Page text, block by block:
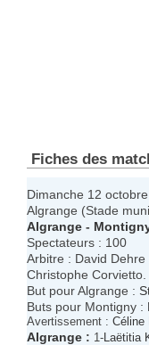
Fiches des
Dimanche 12
Algrange (Stade
Algrange -
Spectateurs : 100
Arbitre : David
Christophe Corvietto.
But pour Algrange :
Buts pour Montigny :
Avertissement : Céline
Algrange : 1- Laëtitia